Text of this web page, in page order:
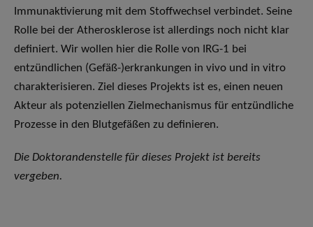
Immunaktivierung mit dem Stoffwechsel verbindet. Seine
Rolle bei der Atherosklerose ist allerdings noch nicht klar
definiert. Wir wollen hier die Rolle von IRG-1 bei
entzündlichen (Gefäß-)erkrankungen in vivo und in vitro
charakterisieren. Ziel dieses Projekts ist es, einen neuen
Akteur als potenziellen Zielmechanismus für entzündliche
Prozesse in den Blutgefäßen zu definieren.
Die Doktorandenstelle für dieses Projekt ist bereits
vergeben.